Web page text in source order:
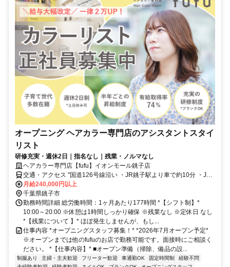
オープニング ヘアカラー専門店のアシスタントスタイ
リスト
研修充実・週休2日｜指名なし｜残業・ノルマなし
ヘアカラー専門店【fufu】イオンモール銚子店
交通・アクセス "国道126号線沿い ・JR銚子駅より車で約10分 ・JR
旭駅より車で約30分"
月給240,000円以上
千葉県銚子市
勤務時間詳細 総労働時間：1ヶ月あたり177時間 *【シフト制】*
10:00～20:00 ※休憩は1時間しっかり確保 ※残業なし ※定休日 なし
*【残業について 】* ほぼ発生しませんが、もし...
仕事内容 *オープニングスタッフ募集！* *2026年7月オープン予定*
※オープンまでは他のfufuのお店で勤務可能です。面接時にご相談く
ださい。 *【仕事内容】* ■オープン準備（掃除、備品の設...
制服あり 主婦・主夫歓迎 フリーター歓迎 車通勤OK 固定時間制
経験不問